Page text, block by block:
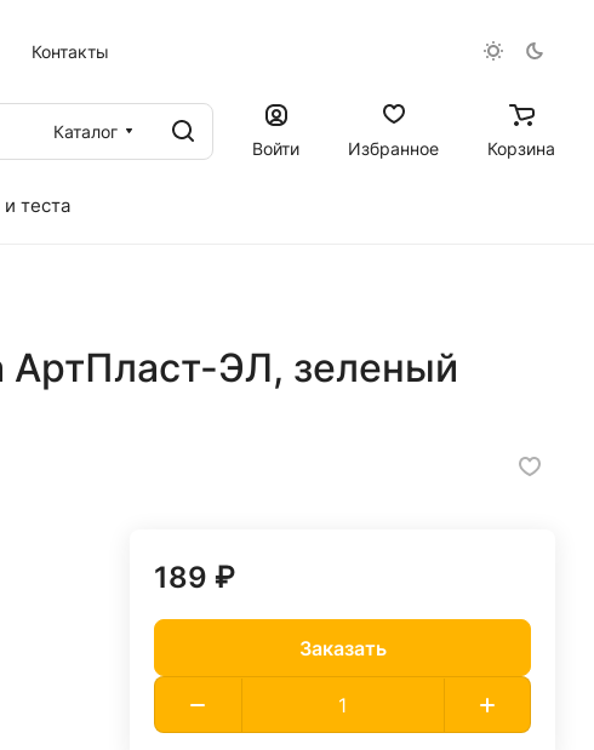
Контакты
Каталог
Войти
Избранное Корзина
теста
АртПласт-ЭЛ, зеленый
189 ₽
Заказать